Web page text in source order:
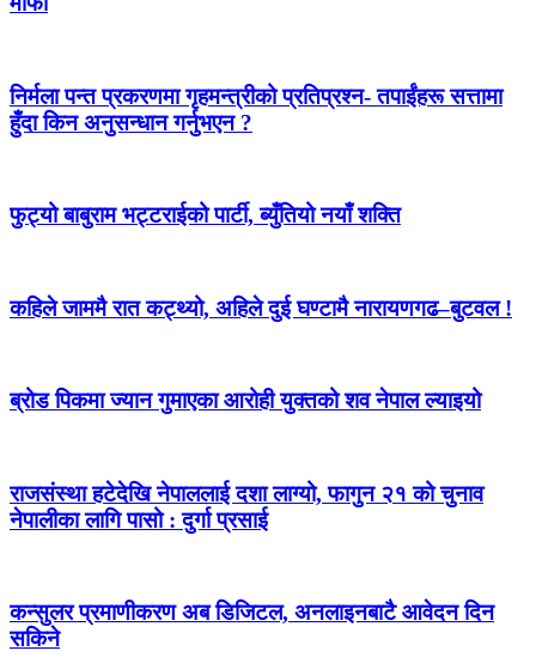
निर्मला पन्त प्रकरणमा गृहमन्त्रीको प्रतिप्रश्न- तपाईंहरू सत्तामा
हुँदा किन अनुसन्धान गर्नुभएन ?
फुट्यो बाबुराम भट्टराईको पार्टी, ब्युँतियो नयाँ शक्ति
कहिले जाममै रात कट्थ्यो, अहिले दुई घण्टामै नारायणगढ–बुटवल !
ब्रोड पिकमा ज्यान गुमाएका आरोही युक्तको शव नेपाल ल्याइयो
राजसंस्था हटेदेखि नेपाललाई दशा लाग्यो, फागुन २१ को चुनाव
नेपालीका लागि पासो : दुर्गा प्रसाई
कन्सुलर प्रमाणीकरण अब डिजिटल, अनलाइनबाटै आवेदन दिन
सकिने